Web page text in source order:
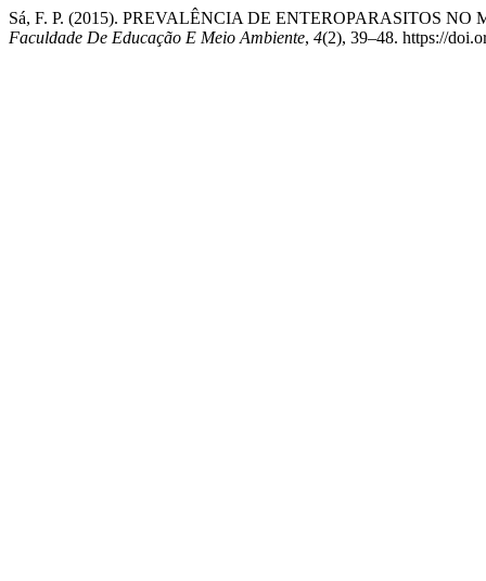
Sá, F. P. (2015). PREVALÊNCIA DE ENTEROPARASITOS
Faculdade De Educação E Meio Ambiente, 4(2), 39–48. https://